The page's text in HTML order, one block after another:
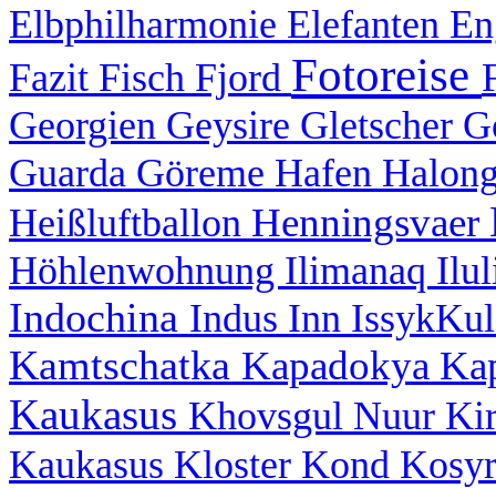
Elbphilharmonie Elefanten
Fazit Fisch Fjord Fotoreise
Georgien Geysire Gletscher
Guarda Göreme Hafen
Heißluftballon Henningsvaer
Höhlenwohnung Ilimanaq
Indochina Indus Inn
Kamtschatka Kapadokya
Kaukasus Khovsgul Nuur
Kaukasus Kloster Kond